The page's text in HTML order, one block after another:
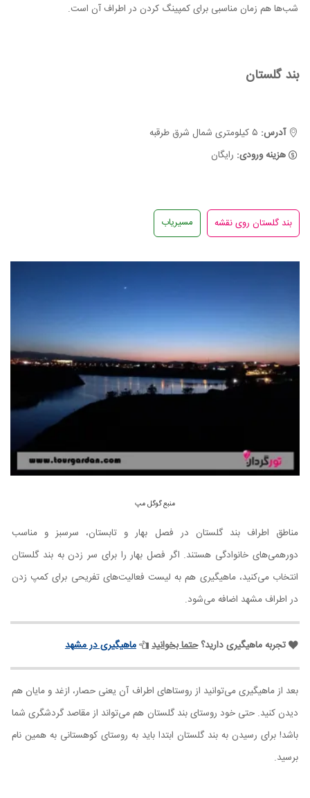
شب‌ها هم زمان مناسبی برای کمپینگ کردن در اطراف آن است.
بند گلستان
آدرس:
هزینه ورودی: رایگان
مسیریاب
منبع گوگل مپ
مناطق اطراف بند گلستان در فصل بهار و تابستان، سرسبز و مناسب
دورهمی‌های خانوادگی هستند. اگر فصل بهار را برای سر زدن به بند گلستان
انتخاب می‌کنید، ماهیگیری هم به لیست فعالیت‌های تفریحی برای کمپ زدن
در اطراف مشهد اضافه می‌شود.
تجربه ماهیگیری دارید؟حتما بخوانید ماهیگیری در مشهد
بعد از ماهیگیری می‌توانید از روستاهای اطراف آن یعنی حصار، ازغد و مایان هم
دیدن کنید. حتی خود روستای بند گلستان هم می‌تواند از مقاصد گردشگری شما
باشد! برای رسیدن به بند گلستان ابتدا باید به روستای کوهستانی به همین نام
برسید.